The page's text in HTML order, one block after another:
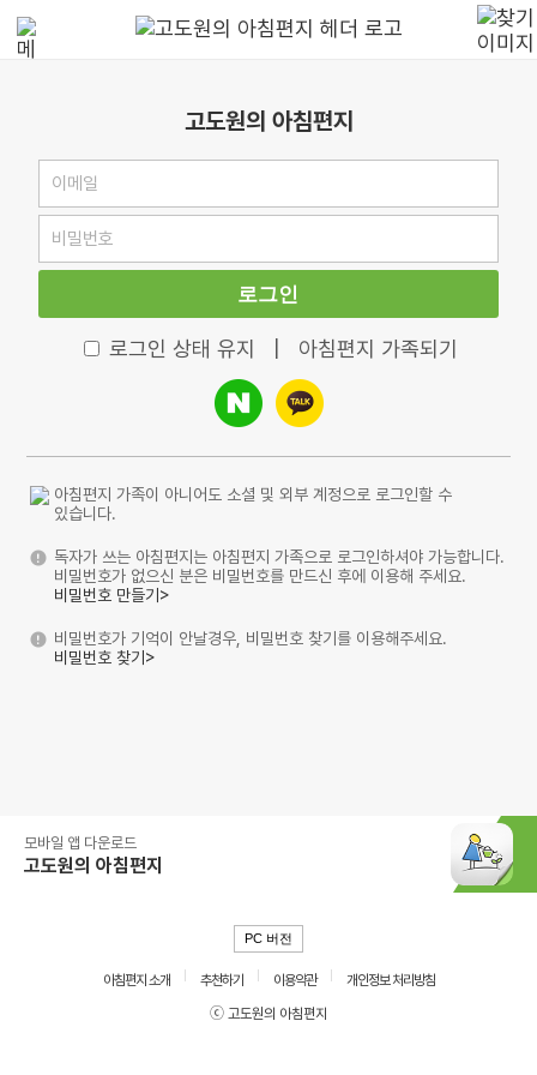
고도원의 아침편지
로그인
로그인 상태 유지 아침편지 가족되기
아침편지 가족이 아니어도 소셜 및 외부 계정으로 로그인할 수
있습니다.
독자가 쓰는 아침편지는 아침편지 가족으로 로그인하셔야 가능합니다.
비밀번호가 없으신 분은 비밀번호를 만드신 후에 이용해 주세요.
비밀번호 만들기>
비밀번호가 기억이 안날경우, 비밀번호 찾기를 이용해주세요.
비밀번호 찾기>
모바일 앱 다운로드
고도원의 아침편지
PC 버전
아침편지 소개 추천하기 이용약관
개인정보 처리방침
ⓒ 고도원의 아침편지